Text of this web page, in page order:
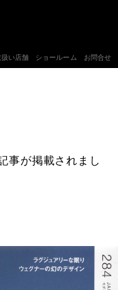
扱い店舗 ショールーム お問合せ
事が掲載されまし